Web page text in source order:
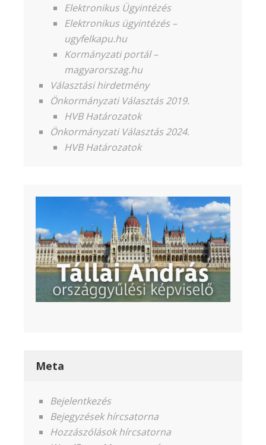
Elektronikus Ügyintézés
Elektronikus ügyintézés –
ugyfelkapu.hu
Kormányzati portál –
magyarorszag.hu
Választási hirdetmény
Önkormányzati Választás 2019.
HVB Határozatok
Önkormányzati Választás 2024.
HVB Határozatok
Meta
Bejelentkezés
Bejegyzések hírcsatorna
Hozzászólások hírcsatorna